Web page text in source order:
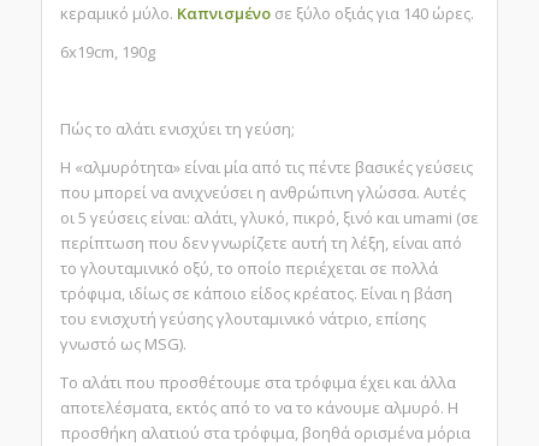
κεραμικό μύλο. Καπνισμένο σε ξύλο οξιάς για 140 ώρες.
6x19cm, 190g
Πώς το αλάτι ενισχύει τη γεύση;
Η «αλμυρότητα» είναι μία από τις πέντε βασικές γεύσεις
που μπορεί να ανιχνεύσει η ανθρώπινη γλώσσα. Αυτές
οι 5 γεύσεις είναι: αλάτι, γλυκό, πικρό, ξινό και umami (σε
περίπτωση που δεν γνωρίζετε αυτή τη λέξη, είναι από
το γλουταμινικό οξύ, το οποίο περιέχεται σε πολλά
τρόφιμα, ιδίως σε κάποιο είδος κρέατος. Είναι η βάση
του ενισχυτή γεύσης γλουταμινικό νάτριο, επίσης
γνωστό ως MSG).
Το αλάτι που προσθέτουμε στα τρόφιμα έχει και άλλα
αποτελέσματα, εκτός από το να το κάνουμε αλμυρό. Η
προσθήκη αλατιού στα τρόφιμα, βοηθά ορισμένα μόρια